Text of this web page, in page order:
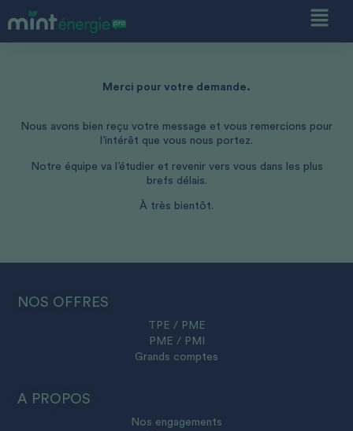
Merci pour votre demande.
Nous avons bien reçu votre message et vous remercions pour
l’intérêt que vous nous portez.
Notre équipe va l’étudier et revenir vers vous dans les plus
brefs délais.
À très bientôt.
NOS OFFRES
TPE / PME
PME / PMI
Grands comptes
Nos engagements
A PROPOS